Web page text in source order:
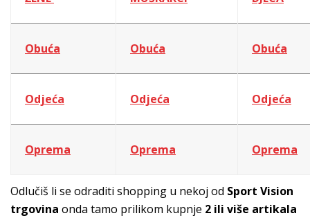
Obuća Obuća Obuća
Odjeća Odjeća Odjeća
Oprema Oprema Oprema
Odlučiš li se odraditi shopping u nekoj od Sport Vision
trgovina onda tamo prilikom kupnje 2 ili više artikala